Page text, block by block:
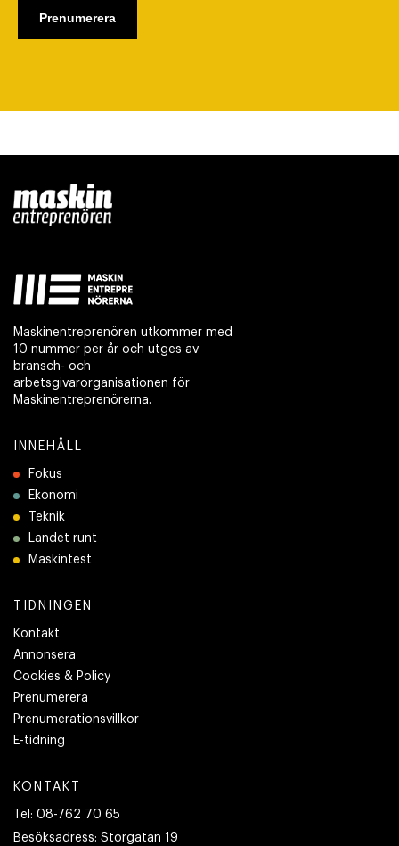
Maskinentreprenören utkommer med
10 nummer per år och utges av
bransch- och
arbetsgivarorganisationen för
Maskinentreprenörerna.
INNEHÅLL
Fokus
Ekonomi
Teknik
Landet runt
Maskintest
TIDNINGEN
Kontakt
Annonsera
Cookies & Policy
Prenumerera
Prenumerationsvillkor
E-tidning
KONTAKT
Tel: 08-762 70 65
Besöksadress: Storgatan 19